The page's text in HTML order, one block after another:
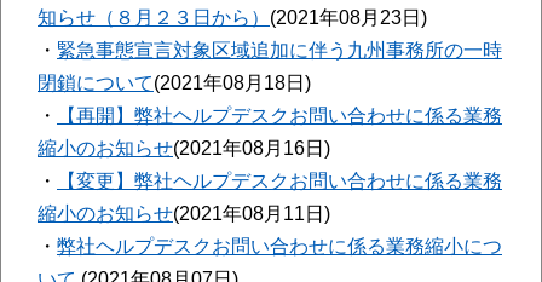
知らせ（８月２３日から） (2021年08月23日)
・ 緊急事態宣言対象区域追加に伴う九州事務所の一時
閉鎖について(2021年08月18日)
・
【再開】弊社ヘルプデスクお問い合わせに係る業務
縮小のお知らせ(2021年08月16日)
・
【変更】弊社ヘルプデスクお問い合わせに係る業務
縮小のお知らせ(2021年08月11日)
・ 弊社ヘルプデスクお問い合わせに係る業務縮小につ